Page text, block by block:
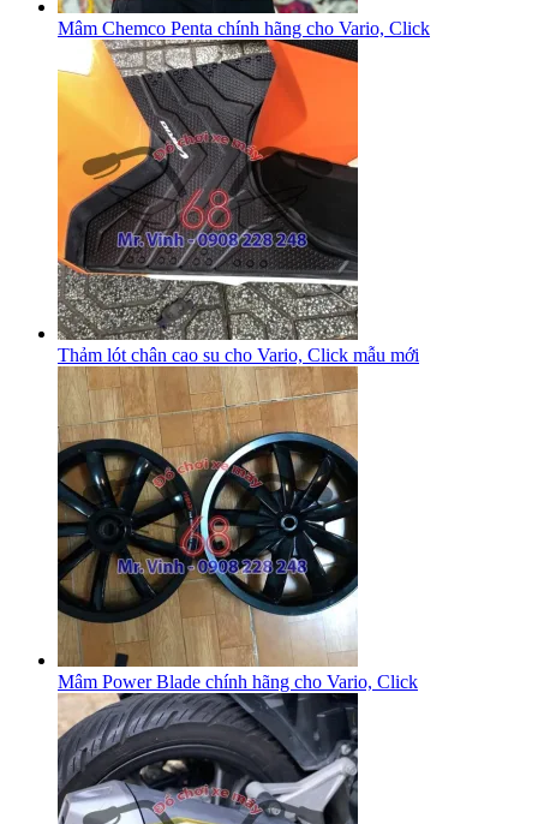
Mâm Chemco Penta chính hãng cho Vario, Click
Thảm lót chân cao su cho Vario, Click mẫu mới
Mâm Power Blade chính hãng cho Vario, Click